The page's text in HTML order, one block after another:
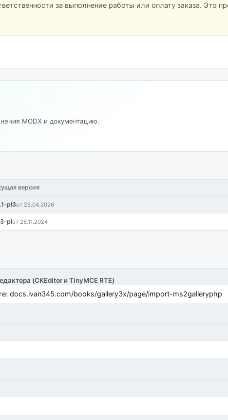
за выполнение работы или оплату заказа. Это
MODX и документацию.
версия
pl3от 25.04.2026
plот 26.11.2024
(CKEditor и TinyMCE RTE)
docs.ivan345.com/books/gallery3x/page/import-ms2galleryphp